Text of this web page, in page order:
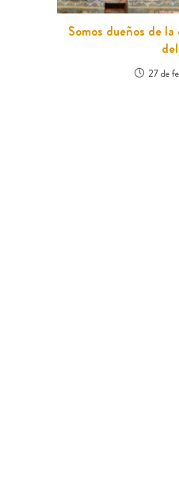
Somos dueños de
27 de